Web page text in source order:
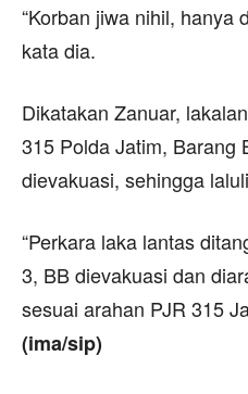
“Korban jiwa nihil, hanya
kata dia.
Dikatakan Zanuar,
315 Polda Jatim, Barang
dievakuasi, sehingga
“Perkara laka lantas
3, BB dievakuasi dan
sesuai arahan PJR 315
(ima/sip)